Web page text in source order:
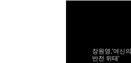
장원영,'여신의
반전 뒤태'